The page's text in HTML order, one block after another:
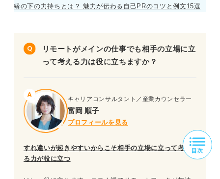
縁の下の力持ちとは？ 魅力が伝わる自己PRのコツと例文15選
リモートがメインの仕事でも相手の立場に立
って考える力は役に立ちますか？
キャリアコンサルタント／産業カウンセラー
富岡 順子
プロフィールを見る
すれ違いが起きやすいからこそ相手の立場に立って考え
る力が役に立つ